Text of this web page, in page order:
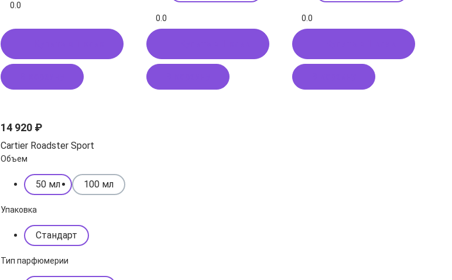
0.0
0.0 0.0
14 920 ₽
Cartier Roadster Sport
Объем
50 мл 100 мл
Упаковка
Стандарт
Тип парфюмерии